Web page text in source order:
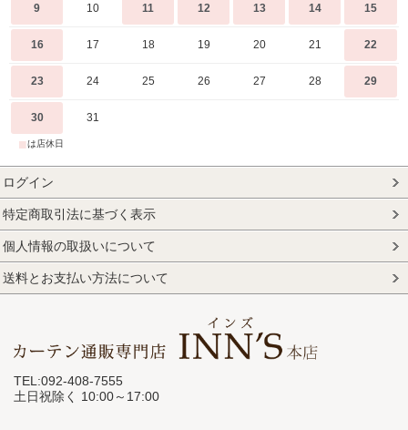
9 10 11 12 13 14 15
16 17 18 19 20 21 22
23 24 25 26 27 28 29
30 31
■は店休日
ログイン
特定商取引法に基づく表示
個人情報の取扱いについて
送料とお支払い方法について
TEL:092-408-7555
土日祝除く 10:00～17:00